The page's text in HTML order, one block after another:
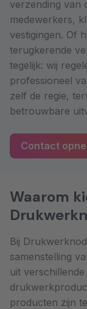
verzending van
medewerkers,
vestigingen. Of
terugkerende
tegelijk: wij
professioneel
zelf de regie,
betrouwbare
Contact
Waarom
Bij
samenstelling
uit
producten zijn